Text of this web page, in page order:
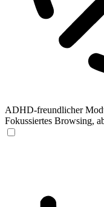
ADHD-freundlicher
Fokussiertes Browsing,